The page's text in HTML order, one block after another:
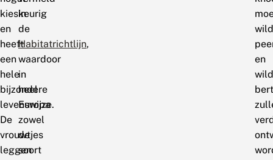
kieskeurig
en
heeft
een
hele
bijzondere
levenswijze.
De
vrouwtjes
leggen
in
de
Habitatrichtlijn,
waardoor
in
heel
Europa
zowel
de
soort
en